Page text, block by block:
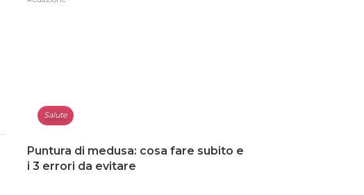
Salute
Puntura di medusa: cosa fare subito e
i 3 errori da evitare